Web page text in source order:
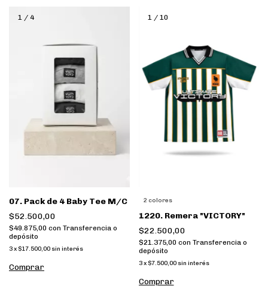
1 / 4
07. Pack de 4 Baby Tee M/C
$52.500,00
$49.875,00 con Transferencia o
depósito
3x $17.500,00 sin interés
Comprar
1/ 10
2 colores
1220. Remera "VICTORY"
$22.500,00
$21.375,00 con Transferencia o
depósito
3 x $7.500,00 sin interés
Comprar